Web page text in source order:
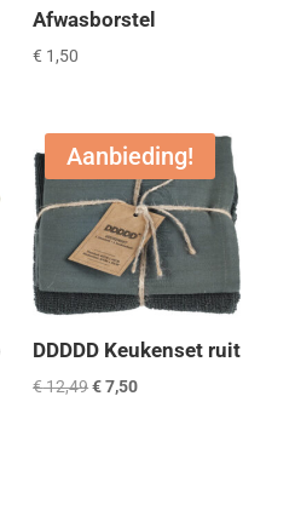
Afwasborstel
€ 1,50
Aanbieding!
DDDDD Keukenset ruit
€12,49Oorspronkelijke
€7,50Huidige